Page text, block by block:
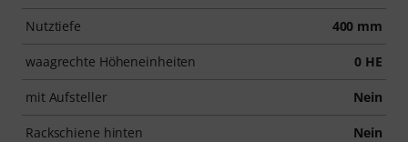
Nutztiefe 400 mm
waagrechte Höheneinheiten 0 HE
mit Aufsteller Nein
Rackschiene hinten Nein